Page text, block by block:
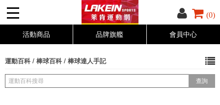
(0)
活動商品 品牌旗艦 會員中心
運動百科 / 棒球百科 / 棒球達人手記